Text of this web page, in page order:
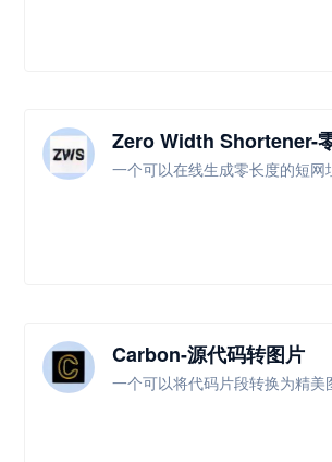
Zero Width Shortener-
一个可以在线生成零长度的短网
Carbon-源代码转图片
一个可以将代码片段转换为精美